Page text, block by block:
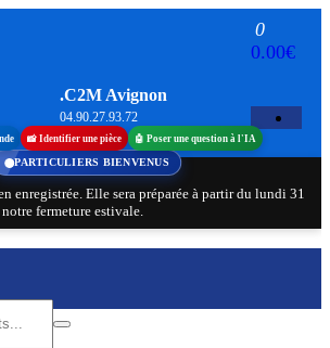
.C2M Avignon
04.90.27.93.72
0
0.00€
📸 Identifier une pièce 🤖 Poser une question à l'IA
enregistrée. Elle sera préparée à partir du lundi 31
fermeture estivale.
PARTICULIERS BIENVENUS